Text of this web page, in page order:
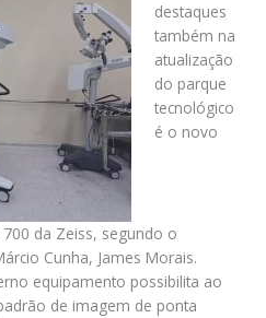
destaques
também na
atualização
do parque
tecnológico
é o novo
da Zeiss, segundo o
Cunha, James Morais.
equipamento possibilita ao
de imagem de ponta